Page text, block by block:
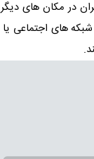
در مکان های
های اجتماعی